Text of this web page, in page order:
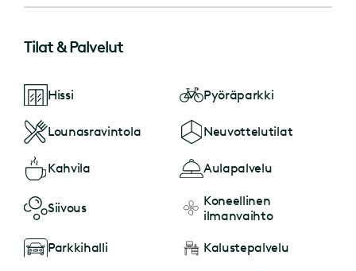
Tilat & Palvelut
Hissi Pyöräparkki
Lounasravintola Neuvottelutilat
Kahvila Aulapalvelu
Siivous
Koneellinen
ilmanvaihto
Parkkihalli Kalustepalvelu